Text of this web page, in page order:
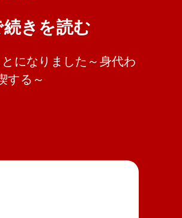
きを読む
になりました～身代わ
する～